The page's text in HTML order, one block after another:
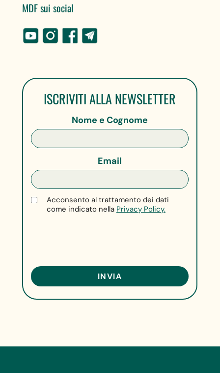
MDF sui social
ISCRIVITI ALLA NEWSLETTER
Nome e Cognome
Email
Acconsento al trattamento dei dati
come indicato nella Privacy Policy.